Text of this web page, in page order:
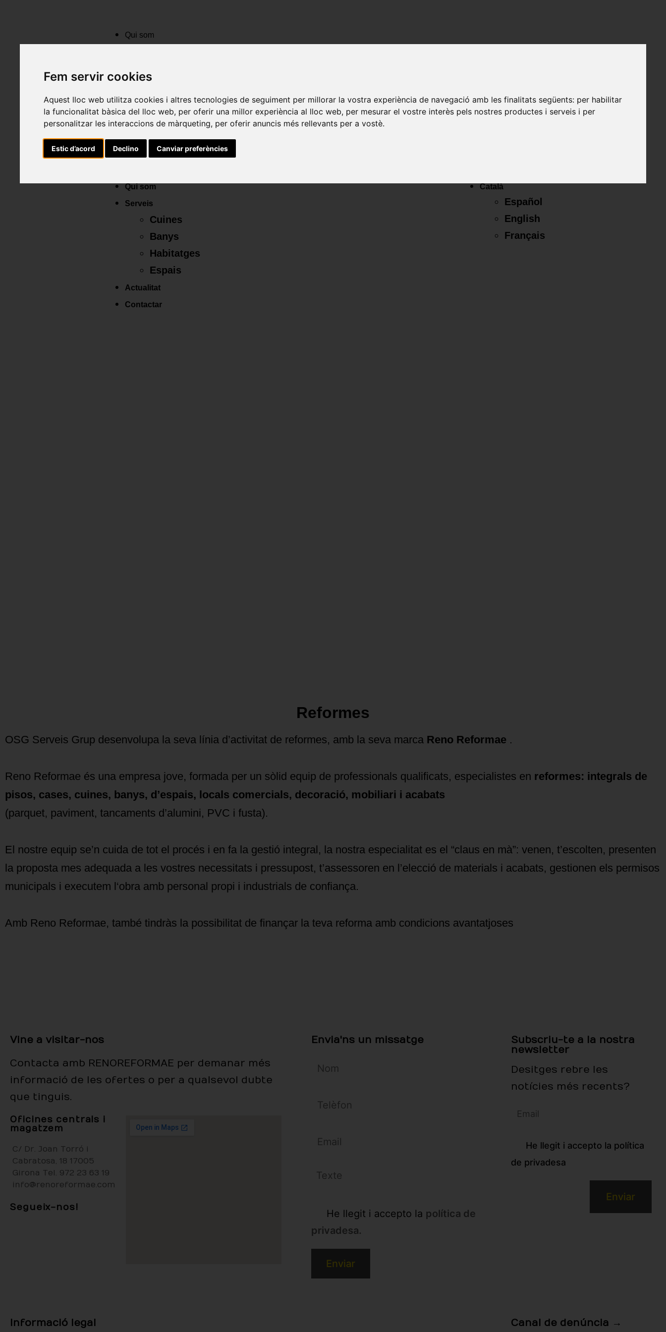
Fem servir cookies
Aquest lloc web utilitza cookies i altres tecnologies de seguiment per millorar la vostra experiència de navegació amb les finalitats següents: per habilitar
la funcionalitat bàsica del lloc web, per oferir una millor experiència al lloc web, per mesurar el vostre interès pels nostres productes i serveis i per
personalitzar les interaccions de màrqueting, per oferir anuncis més rellevants per a vostè.
Estic d’acord Declino Canviar preferències
Qui som
Banys
Habitatges
Espais
Contactar
Qui som
Serveis
Cuines
Banys
Habitatges
Espais
Actualitat
Contactar
Català
Español
Català
Español
English
Français
Reformes
OSG Serveis Grup desenvolupa la seva línia d’activitat de reformes, amb la seva marca Reno Reformae .
Reno Reformae és una empresa jove, formada per un sòlid equip de professionals qualificats, especialistes en reformes: integrals de
pisos, cases, cuines, banys, d’espais, locals comercials, decoració, mobiliari i acabats
(parquet, paviment, tancaments d’alumini, PVC i fusta).
El nostre equip se’n cuida de tot el procés i en fa la gestió integral, la nostra especialitat es el “claus en mà”: venen, t’escolten, presenten
la proposta mes adequada a les vostres necessitats i pressupost, t’assessoren en l’elecció de materials i acabats, gestionen els permisos
municipals i executem l‘obra amb personal propi i industrials de confiança.
Amb Reno Reformae, també tindràs la possibilitat de finançar la teva reforma amb condicions avantatjoses
Vine a visitar-nos
Contacta amb RENOREFORMAE per demanar més
informació de les ofertes o per a qualsevol dubte
que tinguis.
Oficines centrals i
magatzem
C/ Dr. Joan Torró i
Cabratosa, 18 17005
Girona Tel. 972 23 63 19
info@renoreformae.com
Segueix-nos!
Envia'ns un missatge
He llegit i accepto la política de
privadesa.
Subscriu-te a la nostra
newsletter
Desitges rebre les
notícies més recents?
He llegit i accepto la política
de privadesa
Informació legal Canal de denúncia →